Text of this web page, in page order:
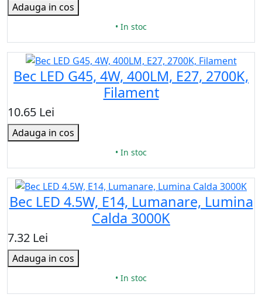
Adauga in cos
• In stoc
Bec LED G45, 4W, 400LM, E27, 2700K,
Filament
10.65 Lei
Adauga in cos
• In stoc
Bec LED 4.5W, E14, Lumanare, Lumina
Calda 3000K
7.32 Lei
Adauga in cos
• In stoc